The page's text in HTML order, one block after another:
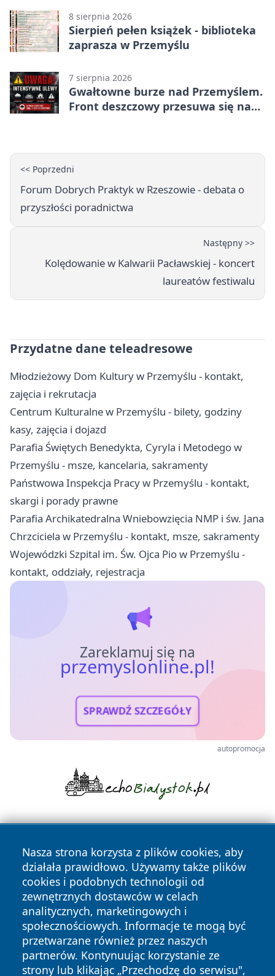
8 sierpnia 2026
Sierpień pełen książek - biblioteka
zaprasza w Przemyślu
7 sierpnia 2026
Gwałtowne burze nad Przemyślem.
Front deszczowy przesuwa się na
<< Poprzedni
Forum Dobrych Praktyk w Rzeszowie - debata o
przyszłości poradnictwa
Następny >>
Kolędowanie w Kalwarii Pacławskiej - koncert
laureatów festiwalu
Przydatne dane teleadresowe
Młodzieżowy Dom Kultury w Przemyślu - kontakt,
zajęcia i rekrutacja
Centrum Kulturalne w Przemyślu - bilety, godziny
kasy, zajęcia i dojazd
Parafia Świętych Benedykta, Cyryla i Metodego w
Przemyślu - msze, kancelaria, sakramenty
Państwowa Inspekcja Pracy w Przemyślu - kontakt,
skargi i porady prawne
Parafia Archikatedralna Wniebowzięcia NMP i św. Jana
Chrzciciela w Przemyślu - kontakt, msze, sakramenty
Wojewódzki Szpital im. Św. Ojca Pio w Przemyślu -
kontakt, oddziały, rejestracja
Zareklamuj się na
przemyslonline.pl!
SPRAWDŹ SZCZEGÓŁY
autopromocja
Nasza strona korzysta z plików cookies, aby
działała prawidłowo. Używamy także plików
cookies i podobnych technologii od
zewnętrznych dostawców w celach
analitycznych, marketingowych i
społecznościowych. Informacje te mogą być
przetwarzane również przez naszych
partnerów. Kontynuując korzystanie ze
strony lub klikając „Przechodzę do serwisu",
Copyright © 2026 przemyslonline.pl Wszystkie prawa
zastrzeżone.
News Autorzy
Polityka
Prywatności
Polityka
Cookies